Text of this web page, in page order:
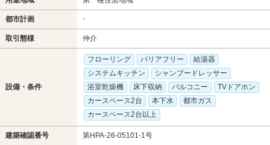
都市計画 -
取引態様 仲介
設備・条件
フローリング バリアフリー
給湯器
システムキッチン
シャンプードレッサー
浴室乾燥機
床下収納 バルコニー
TVドアホン
カースペース2台
本下水
都市ガス
カースペース2台以上
建築確認番号 第HPA-26-05101-1号